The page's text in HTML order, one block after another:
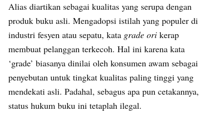
Alias diartikan sebagai kualitas yang serupa dengan
produk buku asli. Mengadopsi istilah yang populer di
industri fesyen atau sepatu, kata grade ori kerap
membuat pelanggan terkecoh. Hal ini karena kata
‘grade’ biasanya dinilai oleh konsumen awam sebagai
penyebutan untuk tingkat kualitas paling tinggi yang
mendekati asli. Padahal, sebagus apa pun cetakannya,
status hukum buku ini tetaplah ilegal.